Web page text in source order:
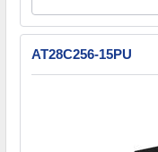
AT28C256-15PU